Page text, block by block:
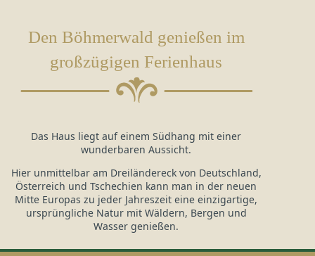
Den Böhmerwald genießen im
großzügigen Ferienhaus
Das Haus liegt auf einem Südhang mit einer
wunderbaren Aussicht.
Hier unmittelbar am Dreiländereck von Deutschland,
Österreich und Tschechien kann man in der neuen
Mitte Europas zu jeder Jahreszeit eine einzigartige,
ursprüngliche Natur mit Wäldern, Bergen und
Wasser genießen.